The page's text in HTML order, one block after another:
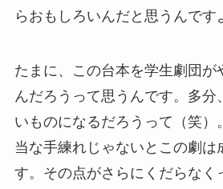
らおもしろいんだと思うんです
たまに、この台本を学生劇団が
んだろうって思うんです。多分
いものになるだろうって（笑）
当な手練れじゃないとこの劇は
す。その点がさらにくだらなく